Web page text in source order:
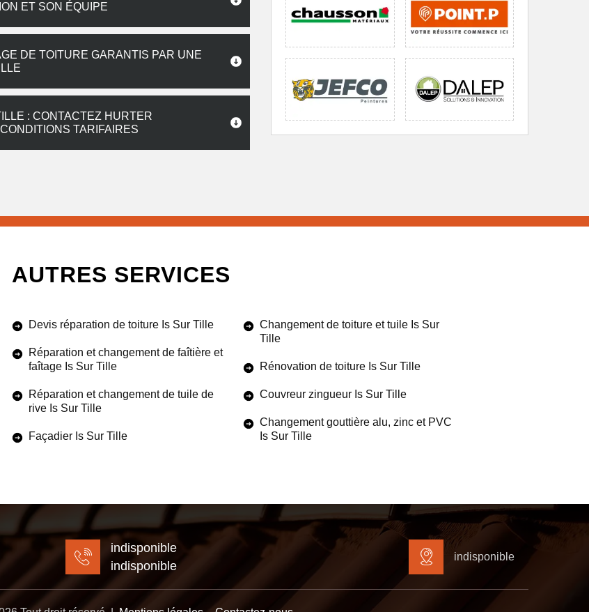
ET SON ÉQUIPE
DE TOITURE GARANTIS PAR UNE
: CONTACTEZ HURTER
TARIFAIRES
AUTRES SERVICES
Devis réparation de toiture Is Sur Tille
Réparation et changement de faîtière et
faîtage Is Sur Tille
Réparation et changement de tuile de
rive Is Sur Tille
Façadier Is Sur Tille
Changement de toiture et tuile Is Sur
Tille
Rénovation de toiture Is Sur Tille
Couvreur zingueur Is Sur Tille
Changement gouttière alu, zinc et PVC
Is Sur Tille
indisponible
indisponible
indisponible